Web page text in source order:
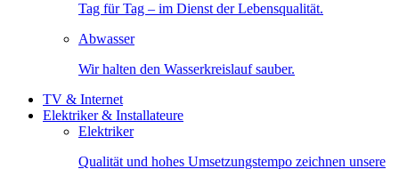
Tag für Tag – im Dienst der Lebensqualität.
Abwasser
Wir halten den Wasserkreislauf sauber.
TV & Internet
Elektriker & Installateure
Elektriker
Qualität und hohes Umsetzungstempo zeichnen unsere